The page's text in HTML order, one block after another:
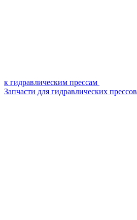
к гидравлическим прессам
Запчасти для гидравлических прессов